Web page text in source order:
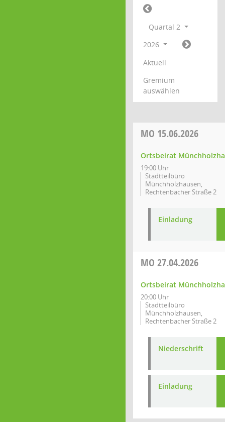
Quartal 2
2026
Aktuell
Gremium
auswählen
MO 15.06.2026
Ortsbeirat
19:00 Uhr
Stadtteilbüro
Münchholzhausen,
Rechtenbacher Straße 2
Einladung
MO 27.04.2026
Ortsbeirat
20:00 Uhr
Stadtteilbüro
Münchholzhausen,
Rechtenbacher Straße 2
Niederschrift
Einladung